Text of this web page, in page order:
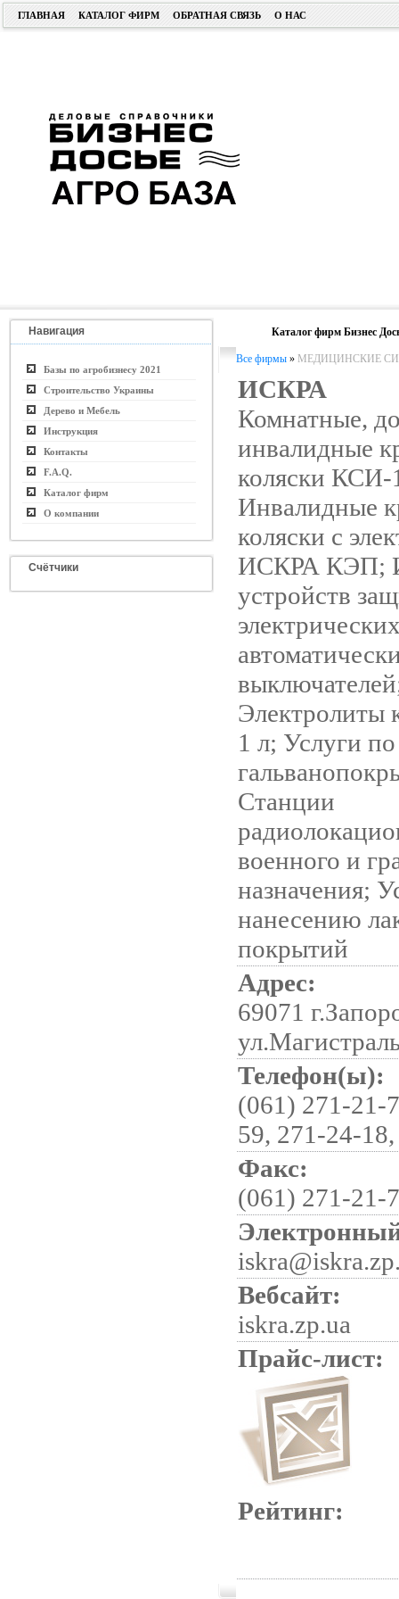
ГЛАВНАЯ КАТАЛОГ ФИРМ ОБРАТНАЯ СВЯЗЬ О НАС
Навигация
Базы по агробизнесу 2021
Строительство Украины
Дерево и Мебель
Инструкция
Контакты
F.A.Q.
Каталог фирм
О компании
Счётчики
Каталог фирм Бизнес
Все фирмы » МЕДИЦИНСКИЕ
ИСКРА
Комнатные,
инвалидные
коляски
Инвалидные
коляски с
ИСКРА КЭП;
устройств
Электролиты
1 л; Услуги
Станции
военного и
назначения;
нанесению
покрытий
Адрес:
69071
Телефон(ы):
(061) 271-21-
59, 271-24-
Факс:
(061) 271-21-
Вебсайт:
iskra.zp.ua
Прайс-лист:
Рейтинг: